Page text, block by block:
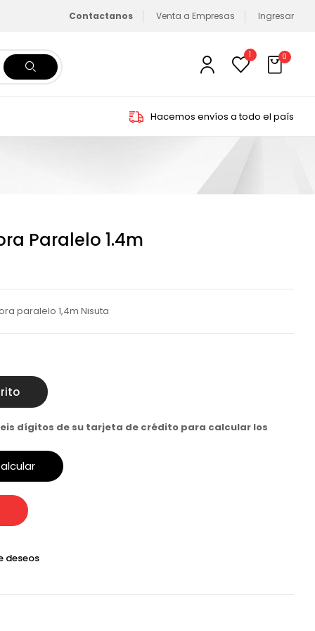
Contactanos Venta a Empresas Ingresar
1 0
Hacemos envíos a todo el país
Paralelo 1.4m
paralelo 1,4m Nisuta
dígitos de su tarjeta de crédito para calcular los
deseos